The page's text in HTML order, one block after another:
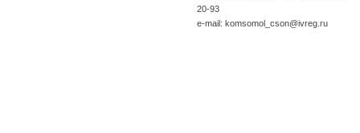
20-93
e-mail: komsomol_cson@ivreg.ru